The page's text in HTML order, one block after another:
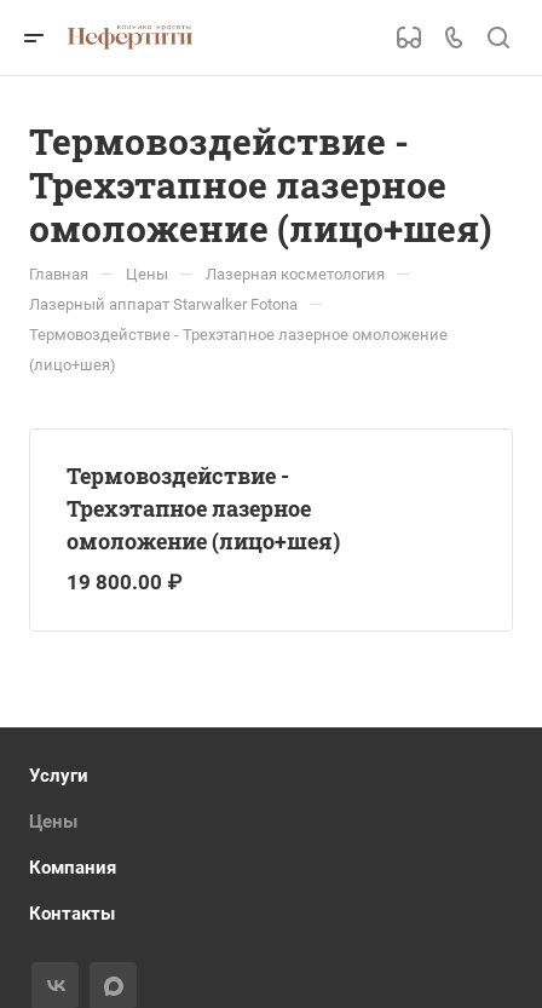
Термовоздействие -
Трехэтапное лазерное
омоложение (лицо+шея)
Главная — Цены — Лазерная косметология —
Лазерный аппарат Starwalker Fotona —
Термовоздействие - Трехэтапное лазерное омоложение
(лицо+шея)
Термовоздействие -
Трехэтапное лазерное
омоложение (лицо+шея)
19 800.00 ₽
Услуги
Цены
Компания
Контакты